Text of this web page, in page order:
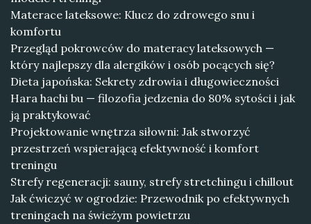
Materace lateksowe: Klucz do zdrowego snu i
komfortu
Przegląd pokrowców do materacy lateksowych —
który najlepszy dla alergików i osób pocących się?
Dieta japońska: Sekrety zdrowia i długowieczności
Hara hachi bu — filozofia jedzenia do 80% sytości i jak
ją praktykować
Projektowanie wnętrza siłowni: Jak stworzyć
przestrzeń wspierającą efektywność i komfort
treningu
Strefy regeneracji: sauny, strefy stretchingu i chillout
Jak ćwiczyć w ogrodzie: Przewodnik po efektywnych
treningach na świeżym powietrzu